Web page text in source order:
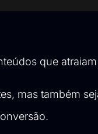
que
mas também